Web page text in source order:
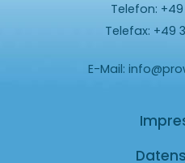
Telefon:
Telefax: +49
E-Mail: